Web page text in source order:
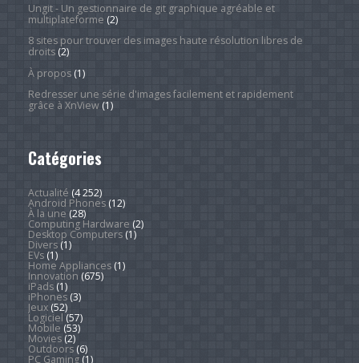
Ungit - Un gestionnaire de git graphique agréable et
multiplateforme (2)
8 sites pour trouver des images haute résolution libres de
droits(2)
À propos(1)
Redresser une série d'images facilement et rapidement
grâce à XnView(1)
Catégories
Actualité (4 252)
Android Phones(12)
À la une (28)
Computing Hardware (2)
Desktop Computers(1)
Divers(1)
EVs(1)
Home Appliances(1)
Innovation (675)
iPads(1)
iPhones(3)
Jeux(52)
Logiciel (57)
Mobile (53)
Movies(2)
Outdoors(6)
PC Gaming(1)